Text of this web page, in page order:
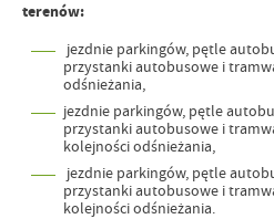
terenów:
jezdnie parkingów, pętle
przystanki autobusowe i
odśnieżania,
jezdnie parkingów, pętle
przystanki autobusowe i
kolejności odśnieżania,
jezdnie parkingów, pętle
przystanki autobusowe i
kolejności odśnieżania.